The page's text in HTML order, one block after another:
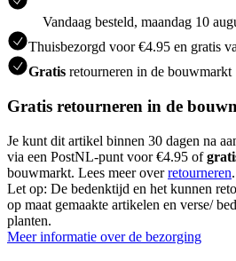
Vandaag besteld, maandag 10
Thuisbezorgd voor €4.95 en gratis
Gratis retourneren in de bouwmarkt
Gratis retourneren in de
Je kunt dit artikel binnen 30 dagen na
via een PostNL-punt voor €4.95 of
bouwmarkt. Lees meer overretourneren.
Let op: De bedenktijd en het kunnen
op maat gemaakte artikelen en verse/
planten.
Meer informatie over de bezorging